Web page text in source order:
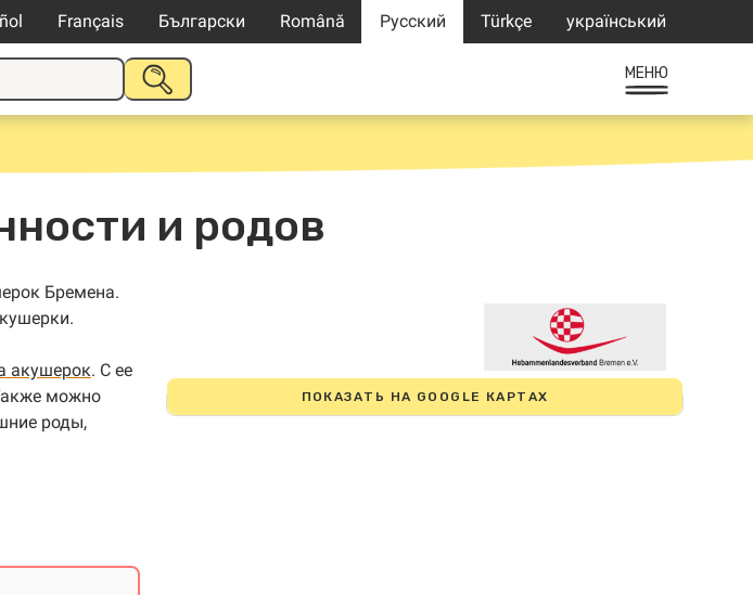
Français Български Română Русский Türkçe український
НАЧАТЬ
МЕНЮ
и родов
Бремена.
акушерок. С ее
можно
роды,
ПОКАЗАТЬ НА GOOGLE КАРТАХ